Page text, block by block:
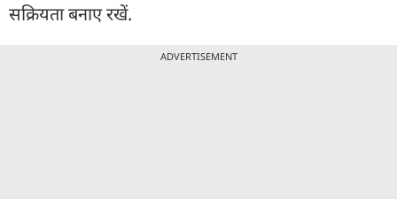
सक्रियता बनाए रखें.
ADVERTISEMENT